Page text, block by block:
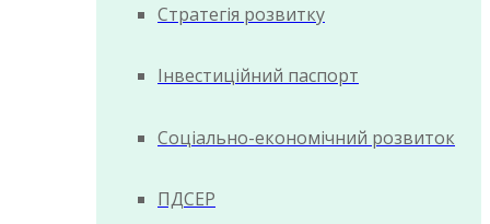
Стратегія розвитку
Інвестиційний паспорт
Соціально-економічний розвиток
ПДСЕР